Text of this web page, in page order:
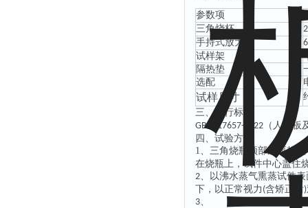
参数项
三角烧杯
手持式放大镜
6
试样架
隔热垫
选配
试样尺寸
三、 执行标准
GB/T 17657-2022 （人造
四、 试验方法
1、 三角烧瓶颈部加隔热
在烧瓶上，试件中心盖住
2、
以沸水蒸气熏蒸试件表
下，以正常视力 (含矫正后)
3、